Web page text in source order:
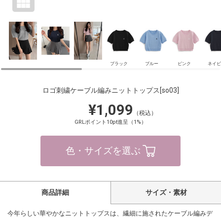
ブラック ブルー ピンク ネイ
ロゴ刺繍ケーブル編みニットトップス [so03]
¥1,099 （税込）
GRLポイント10pt進呈（1%）
色・サイズを選ぶ
商品詳細 サイズ・素材
今年らしい華やかなニットトップスは、繊細に施されたケーブル編みデ